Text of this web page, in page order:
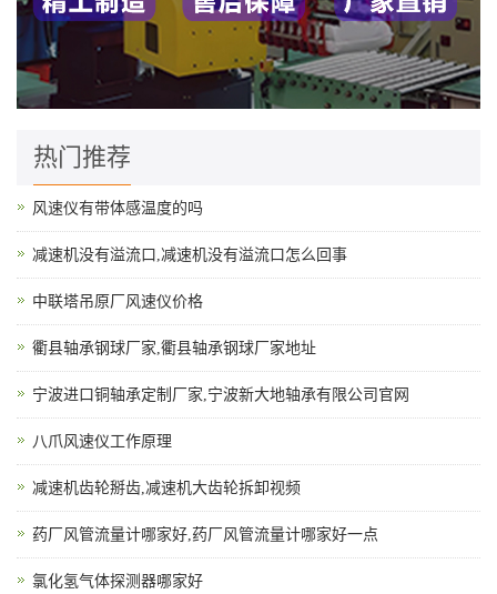
热门推荐
风速仪有带体感温度的吗
减速机没有溢流口,减速机没有溢流口怎么回事
中联塔吊原厂风速仪价格
衢县轴承钢球厂家,衢县轴承钢球厂家地址
宁波进口铜轴承定制厂家,宁波新大地轴承有限公司官网
八爪风速仪工作原理
减速机齿轮掰齿,减速机大齿轮拆卸视频
药厂风管流量计哪家好,药厂风管流量计哪家好一点
氯化氢气体探测器哪家好